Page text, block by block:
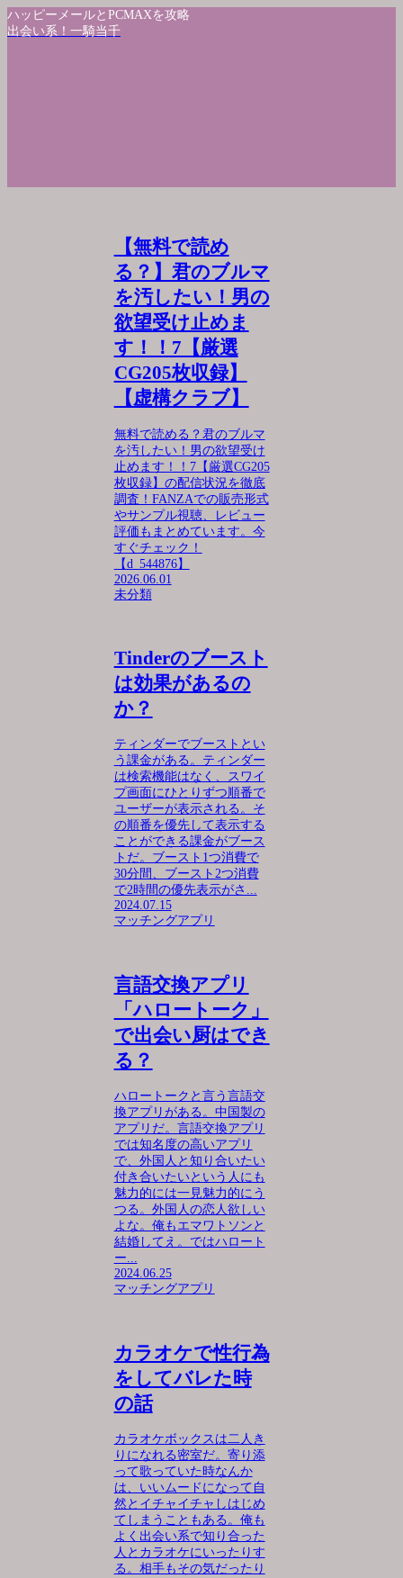
ハッピーメールとPCMAXを攻略
出会い系！一騎当千
【無料で読め
る？】君のブルマ
を汚したい！男の
欲望受け止めま
す！！7【厳選
CG205枚収録】
【虚構クラブ】
無料で読める？君のブルマ
を汚したい！男の欲望受け
止めます！！7【厳選CG205
枚収録】の配信状況を徹底
調査！FANZAでの販売形式
やサンプル視聴、レビュー
評価もまとめています。今
すぐチェック！
【d_544876】
2026.06.01
未分類
Tinderのブースト
は効果があるの
か？
ティンダーでブーストとい
う課金がある。ティンダー
は検索機能はなく、スワイ
プ画面にひとりずつ順番で
ユーザーが表示される。そ
の順番を優先して表示する
ことができる課金がブース
トだ。ブースト1つ消費で
30分間、ブースト2つ消費
で2時間の優先表示がさ...
2024.07.15
マッチングアプリ
言語交換アプリ
「ハロートーク」
で出会い厨はでき
る？
ハロートークと言う言語交
換アプリがある。中国製の
アプリだ。言語交換アプリ
では知名度の高いアプリ
で、外国人と知り合いたい
付き合いたいという人にも
魅力的には一見魅力的にう
つる。外国人の恋人欲しい
よな。俺もエマワトソンと
結婚してえ。ではハロート
ー...
2024.06.25
マッチングアプリ
カラオケで性行為
をしてバレた時
の話
カラオケボックスは二人き
りになれる密室だ。寄り添
って歌っていた時なんか
は、いいムードになって自
然とイチャイチャしはじめ
てしまうこともある。俺も
よく出会い系で知り合った
人とカラオケにいったりす
る。相手もその気だったり